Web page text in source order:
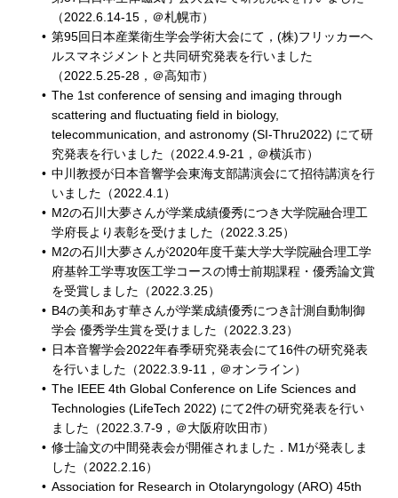
（2022.6.14-15，＠札幌市）
第95回日本産業衛生学会学術大会にて，(株)フリッカーヘ
ルスマネジメントと共同研究発表を行いました
（2022.5.25-28，＠高知市）
The 1st conference of sensing and imaging through
scattering and fluctuating field in biology,
telecommunication, and astronomy (SI-Thru2022) にて研
究発表を行いました（2022.4.9-21，＠横浜市）
中川教授が日本音響学会東海支部講演会にて招待講演を行
いました（2022.4.1）
M2の石川大夢さんが学業成績優秀につき大学院融合理工
学府長より表彰を受けました（2022.3.25）
M2の石川大夢さんが2020年度千葉大学大学院融合理工学
府基幹工学専攻医工学コースの博士前期課程・優秀論文賞
を受賞しました（2022.3.25）
B4の美和あす華さんが学業成績優秀につき計測自動制御
学会 優秀学生賞を受けました（2022.3.23）
日本音響学会2022年春季研究発表会にて16件の研究発表
を行いました（2022.3.9-11，＠オンライン）
The IEEE 4th Global Conference on Life Sciences and
Technologies (LifeTech 2022) にて2件の研究発表を行い
ました（2022.3.7-9，＠大阪府吹田市）
修士論文の中間発表会が開催されました．M1が発表しま
した（2022.2.16）
Association for Research in Otolaryngology (ARO) 45th